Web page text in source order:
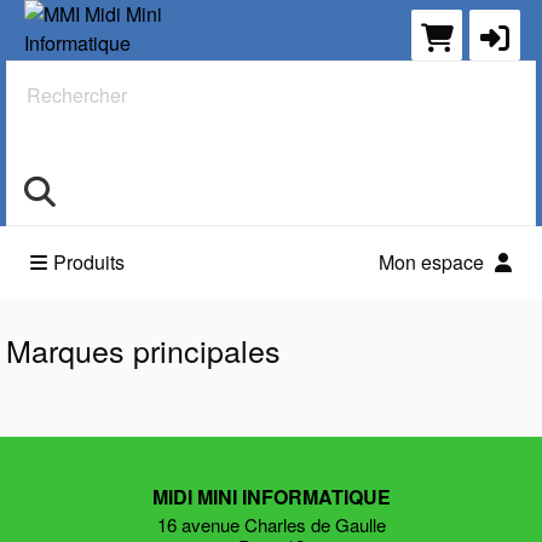
Rechercher
Produits Mon espace
Marques principales
MIDI MINI INFORMATIQUE
16 avenue Charles de Gaulle